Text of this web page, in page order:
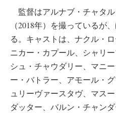
監督はアルナブ・チャタル
（2018年）を撮っているが
る。キャストは、ナクル・
ニカー・カプール、シャリ
シュ・チャウダリー、マニ
ー・バトラー、アモール・
ュリーヴァースタヴ、マス
ダッター、バルン・チャン